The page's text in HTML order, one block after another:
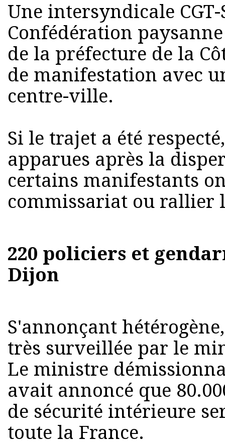
Une intersyndicale CGT-
Confédération
de la préfecture de la
de manifestation avec
centre-ville.
Si le trajet a été
apparues après la
certains manifestants
commissariat ou rallier
220 policiers et
Dijon
S'annonçant
très surveillée par le
Le ministre
avait annoncé que
de sécurité intérieure
toute la France.